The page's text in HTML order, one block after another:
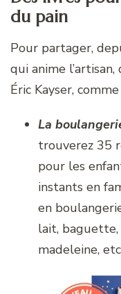
du pain
Pour partager,
qui anime
Éric Kayser, comme
La
trouverez 35
pour les
instants en
en
lait, baguette,
madeleine,